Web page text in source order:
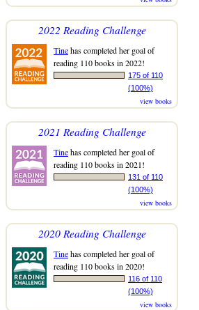
2022 Reading Challenge
Tinehas completed her goal of
reading 110 books in 2022!
175 of 110
(100%)
view books
2021 Reading Challenge
Tinehas completed her goal of
reading 110 books in 2021!
131 of 110
(100%)
view books
2020 Reading Challenge
Tinehas completed her goal of
reading 110 books in 2020!
116 of 110
(100%)
view books